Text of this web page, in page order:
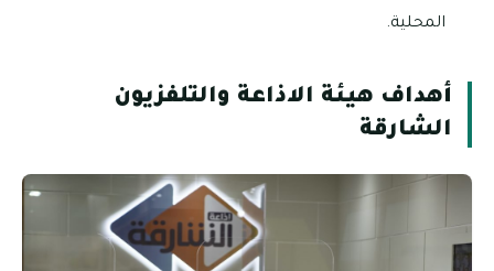
المحلية.
أهداف هيئة الاذاعة والتلفزيون
الشارقة